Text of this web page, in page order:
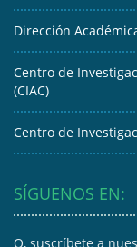
Dirección
Centro de
(CIAC)
Centro de
SÍGUENOS EN:
O, suscríbete a